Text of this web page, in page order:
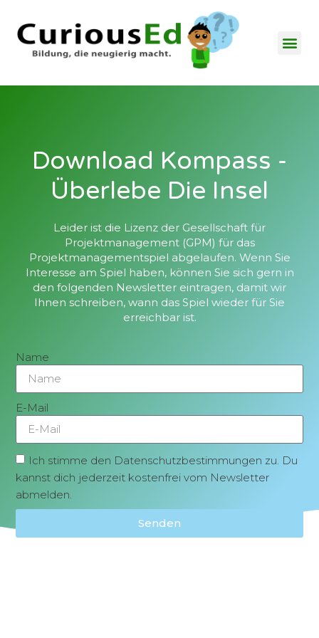
Download Kompass -
Überlebe Die Insel
Leider ist die Lizenz der Gesellschaft für
Projektmanagement (GPM) für das
Projektmanagementspiel abgelaufen. Wenn Sie
Interesse am Spiel haben, können Sie sich gern in
den folgenden Newsletter eintragen, damit wir
Ihnen schreiben, wann das Spiel wieder für Sie
erreichbar ist.
Name
E-Mail
Ich stimme den Datenschutzbestimmungen zu. Du
kannst dich jederzeit kostenfrei vom Newsletter
abmelden.
Senden